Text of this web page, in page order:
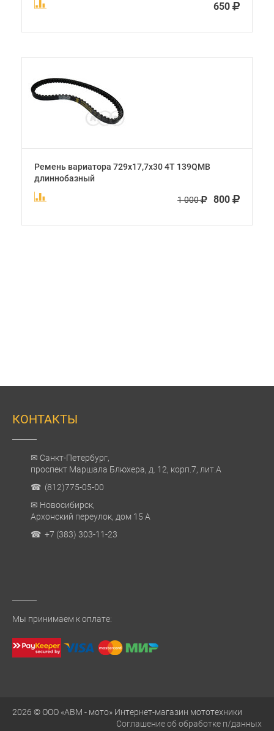
650
Ремень вариатора 729х17,7х30 4Т 139QMB
длиннобазный
1 000 800
КОНТАКТЫ
✉ Санкт-Петербург,
проспект Маршала Блюхера, д. 12, корп.7, лит.А
☎ (812)775-05-00
✉ Новосибирск,
Архонский переулок, дом 15 А
☎ +7 (383) 303-11-23
Мы принимаем к оплате:
2026 © ООО «АВМ - мото» Интернет-магазин мототехники
Соглашение об обработке п/данных